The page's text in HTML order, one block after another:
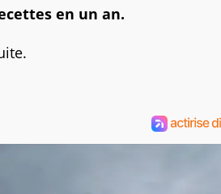
en un an.